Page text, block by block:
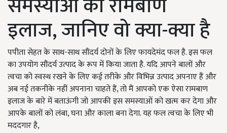
इलाज, जानिए वो क्या-क्या है
पपीता सेहत के साथ-साथ सौंदर्य दोनों के लिए फायदेमंद फल है. इस फल
का उपयोग सौंदर्य उत्पाद के रूप में किया जाता है. यदि आपने बालों और
त्वचा को स्वस्थ रखने के लिए कई तरीके और विभिन्न उत्पाद अपनाए हैं और
अब नई तकनीके नहीं अपनाना चाहते हैं, तो मैं आपको एक ऐसा रामबाण
इलाज के बारे में बताऊंगी जो आपकी इस समस्याओं को खत्म कर देगा और
आपके बालों को लंबा, घना और काला बना देगा. यह फल त्वचा के लिए भी
मददगार है,